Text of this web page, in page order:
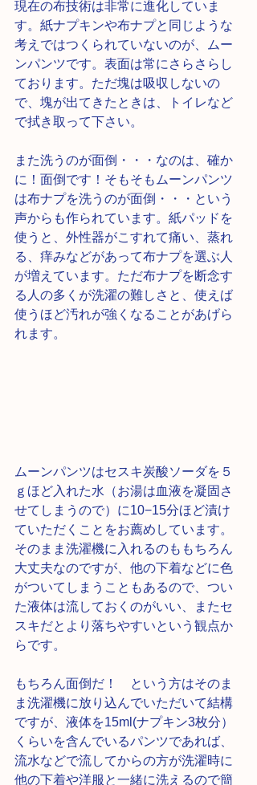
現在の布技術は非常に進化していま
す。紙ナプキンや布ナプと同じような
考えではつくられていないのが、ムー
ンパンツです。表面は常にさらさらし
ております。ただ塊は吸収しないの
で、塊が出てきたときは、トイレなど
で拭き取って下さい。
また洗うのが面倒・・・なのは、確か
に！面倒です！そもそもムーンパンツ
は布ナプを洗うのが面倒・・・という
声からも作られています。紙パッドを
使うと、外性器がこすれて痛い、蒸れ
る、痒みなどがあって布ナプを選ぶ人
が増えています。ただ布ナプを断念す
る人の多くが洗濯の難しさと、使えば
使うほど汚れが強くなることがあげら
れます。
ムーンパンツはセスキ炭酸ソーダを５
ｇほど入れた水（お湯は血液を凝固さ
せてしまうので）に10−15分ほど漬け
ていただくことをお薦めしています。
そのまま洗濯機に入れるのももちろん
大丈夫なのですが、他の下着などに色
がついてしまうこともあるので、つい
た液体は流しておくのがいい、またセ
スキだとより落ちやすいという観点か
らです。
もちろん面倒だ！　という方はそのま
ま洗濯機に放り込んでいただいて結構
ですが、液体を15ml(ナプキン3枚分）
くらいを含んでいるパンツであれば、
流水などで流してからの方が洗濯時に
他の下着や洋服と一緒に洗えるので簡